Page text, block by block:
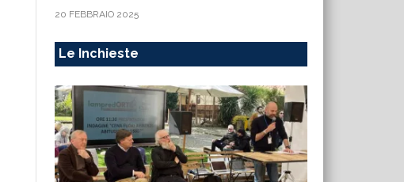
20 FEBBRAIO 2025
Le Inchieste